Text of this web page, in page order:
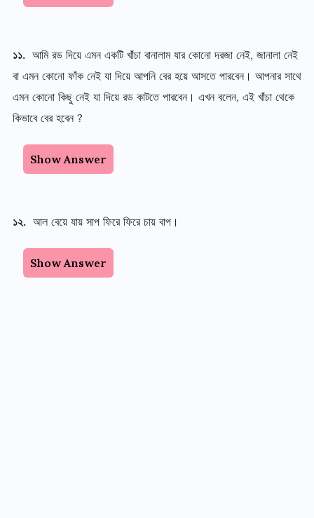
১১. আমি রড দিয়ে এমন একটি খাঁচা বানালাম যার কোনো দরজা নেই, জানালা নেই
বা এমন কোনো ফাঁক নেই যা দিয়ে আপনি বের হয়ে আসতে পারবেন। আপনার সাথে
এমন কোনো কিছু নেই যা দিয়ে রড কাটতে পারবেন। এখন বলেন, এই খাঁচা থেকে
কিভাবে বের হবেন ?
Show Answer
১২.আল বেয়ে যায় সাপ ফিরে ফিরে চায় বাপ।
Show Answer